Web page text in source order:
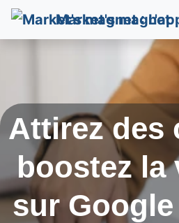
Market's magnet
Attirez des
boostez la
sur